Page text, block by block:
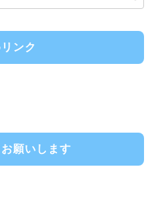
ンク
願いします